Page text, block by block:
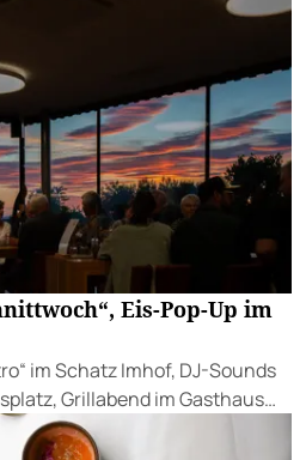
Eis-Pop-Up im
im Schatz Imhof, DJ-Sounds
Grillabend im Gasthaus
u. v. m.